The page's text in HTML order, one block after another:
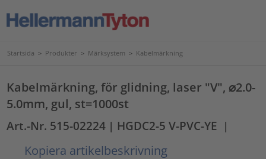
Startsida > Produkter > Märksystem > Kabelmärkning
Kabelmärkning, för glidning, laser "V", ⌀2.0-
5.0mm, gul, st=1000st
Art.-Nr. 515-02224 | HGDC2-5 V-PVC-YE |
Kopiera artikelbeskrivning